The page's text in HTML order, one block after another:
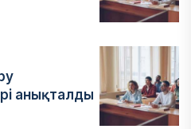
анықталды